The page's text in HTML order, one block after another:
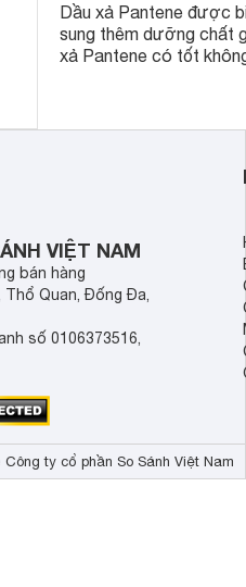
Dầu xả Pantene được
sung thêm dưỡng chất
xả Pantene có tốt
VIỆT NAM
bán hàng
Thổ Quan, Đống Đa,
số 0106373516,
ty cổ phần So Sánh Việt Nam